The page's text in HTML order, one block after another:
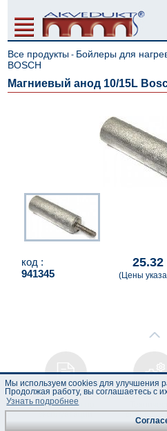
Все продукты - Бойлеры для
BOSCH
Магниевый анод 10/15L
код :
941345
25.32
(Цены
Инструкция по
эксплуатации
Мы используем cookies для улучшения
Продолжая работу, вы соглашаетесь с
Узнать подробнее